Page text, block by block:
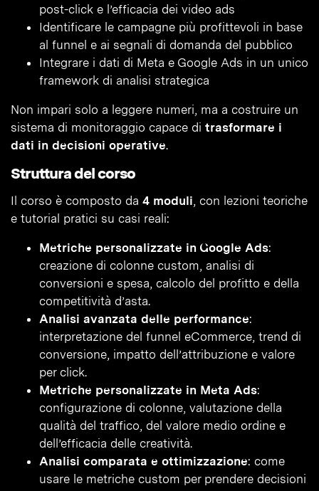
post-click e l’efficacia dei video ads
Identificare le campagne più profittevoli in base
al funnel e ai segnali di domanda del pubblico
Integrare i dati di Meta e Google Ads in un unico
framework di analisi strategica
Non impari solo a leggere numeri, ma a costruire un
sistema di monitoraggio capace di trasformare i
dati in decisioni operative.
Struttura del corso
Il corso è composto da 4 moduli, con lezioni teoriche
e tutorial pratici su casi reali:
Metriche personalizzate in Google Ads:
creazione di colonne custom, analisi di
conversioni e spesa, calcolo del profitto e della
competitività d’asta.
Analisi avanzata delle performance:
interpretazione del funnel eCommerce, trend di
conversione, impatto dell’attribuzione e valore
per click.
Metriche personalizzate in Meta Ads:
configurazione di colonne, valutazione della
qualità del traffico, del valore medio ordine e
dell’efficacia delle creatività.
Analisi comparata e ottimizzazione: come
usare le metriche custom per prendere decisioni